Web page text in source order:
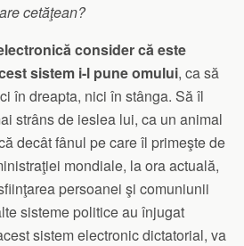
cetăţean?
consider că este
sistem i-l pune omului, ca să
în dreapta, nici în stânga. Să îl
strâns de ieslea lui, ca un animal
decât fânul pe care îl primeşte de
mondiale, la ora actuală,
persoanei şi comuniunii
sisteme politice au înjugat
sistem electronic dictatorial, va